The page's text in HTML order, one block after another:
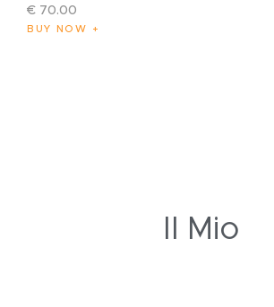
€ 70.00
BUY NOW
Il Mio